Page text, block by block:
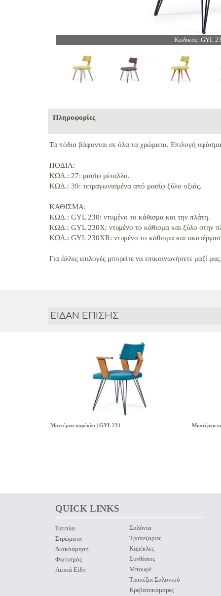
Κωδικός: GYL
Πληροφορίες
Τα πόδια βάφονται σε όλα τα χρώματα. Επιλογή
ΠΟΔΙΑ:
ΚΩΔ.: 27: μασίφ μέταλλο.
ΚΩΔ.: 39: τετραγωνισμένα από μασίφ ξύλο οξιάς.
ΚΑΘΙΣΜΑ:
ΚΩΔ.: GYL 230: ντυμένο το κάθισμα και την πλάτη.
ΚΩΔ.: GYL 230X: ντυμένο το κάθισμα και ξύλο στην
ΚΩΔ.: GYL 230XR: ντυμένο το κάθισμα και
Για άλλες επιλογές μπορείτε να επικοινωνήσετε μαζί μας.
ΕΙΔΑΝ ΕΠΙΣΗΣ
Μοντέρνα καρέκλα | GYL 231 Μοντέρνα
QUICK LINKS
Έπιπλα
Στρώματα
Διακόσμηση
Φωτισμός
Λευκά Είδη
Σαλόνια
Τραπεζαρίες
Καρέκλες
Συνθέσεις
Μπουφέ
Τραπέζια Σαλονιού
Κρεβατοκάμαρες